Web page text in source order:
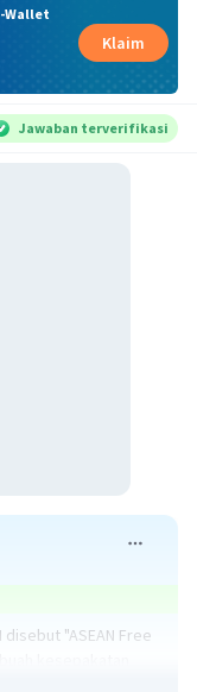
Wallet
Klaim
Jawaban terverifikasi
"ASEAN Free